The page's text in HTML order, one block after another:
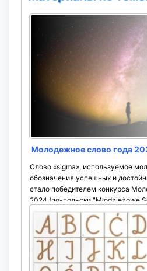
Молодежное слово года
Слово «sigma», используемое
обозначения успешных и
стало победителем конкурса
2024 (по-польски "Młodzieżowe
конкурс ...